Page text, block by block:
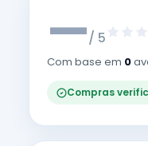
—/ 5
Com base em 0
Compras